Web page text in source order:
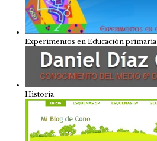
Experimentos en Educación primaria
Historia